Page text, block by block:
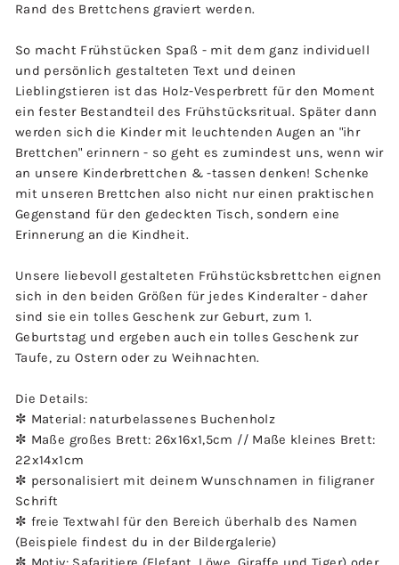
Rand des Brettchens graviert werden.
So macht Frühstücken Spaß - mit dem ganz individuell
und persönlich gestalteten Text und deinen
Lieblingstieren ist das Holz-Vesperbrett für den Moment
ein fester Bestandteil des Frühstücksritual. Später dann
werden sich die Kinder mit leuchtenden Augen an "ihr
Brettchen" erinnern - so geht es zumindest uns, wenn wir
an unsere Kinderbrettchen & -tassen denken! Schenke
mit unseren Brettchen also nicht nur einen praktischen
Gegenstand für den gedeckten Tisch, sondern eine
Erinnerung an die Kindheit.
Unsere liebevoll gestalteten Frühstücksbrettchen eignen
sich in den beiden Größen für jedes Kinderalter - daher
sind sie ein tolles Geschenk zur Geburt, zum 1.
Geburtstag und ergeben auch ein tolles Geschenk zur
Taufe, zu Ostern oder zu Weihnachten.
Die Details:
✼ Material: naturbelassenes Buchenholz
✼ Maße großes Brett: 26x16x1,5cm // Maße kleines Brett:
22x14x1cm
✼ personalisiert mit deinem Wunschnamen in filigraner
Schrift
✼ freie Textwahl für den Bereich überhalb des Namen
(Beispiele findest du in der Bildergalerie)